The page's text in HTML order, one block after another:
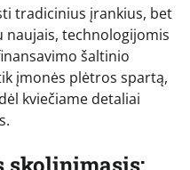
tradicinius įrankius, bet
technologijomis
šaltinio
įmonės plėtros spartą,
kviečiame detaliai